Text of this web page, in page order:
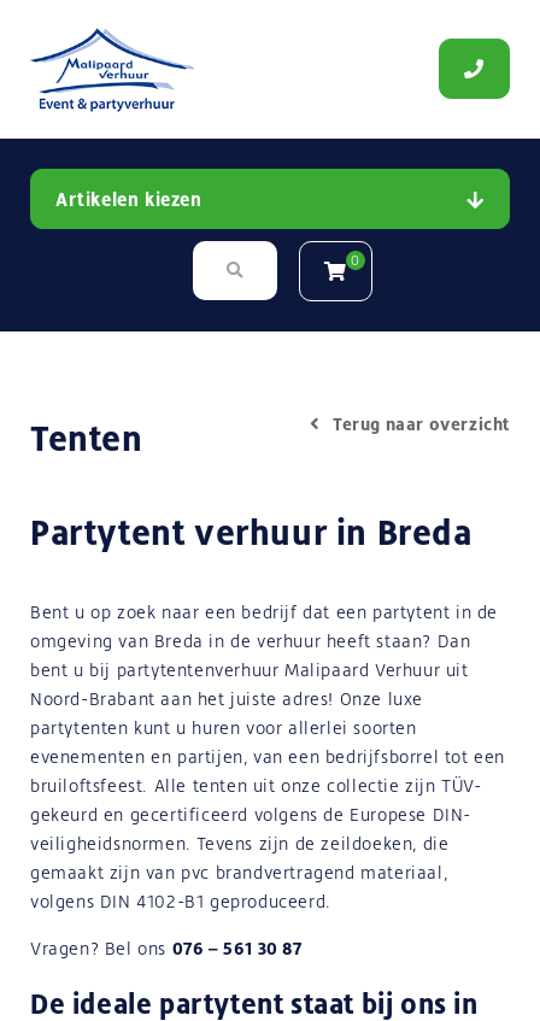
Artikelen kiezen
0
Terug naar overzicht
Tenten
Partytent verhuur in Breda
Bent u op zoek naar een bedrijf dat een partytent in de
omgeving van Breda in de verhuur heeft staan? Dan
bent u bij partytentenverhuur Malipaard Verhuur uit
Noord-Brabant aan het juiste adres! Onze luxe
partytenten kunt u huren voor allerlei soorten
evenementen en partijen, van een bedrijfsborrel tot een
bruiloftsfeest. Alle tenten uit onze collectie zijn TÜV-
gekeurd en gecertificeerd volgens de Europese DIN-
veiligheidsnormen. Tevens zijn de zeildoeken, die
gemaakt zijn van pvc brandvertragend materiaal,
volgens DIN 4102-B1 geproduceerd.
Vragen? Bel ons 076 – 561 30 87
De ideale partytent staat bij ons in